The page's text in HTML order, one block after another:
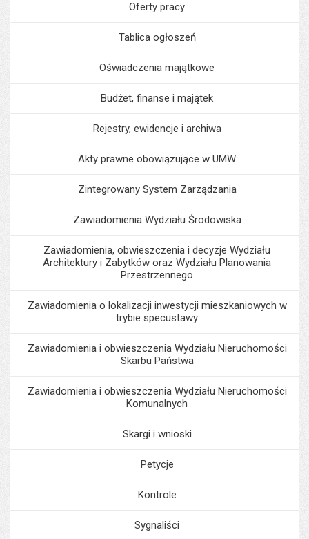
Oferty pracy
Tablica ogłoszeń
Oświadczenia majątkowe
Budżet, finanse i majątek
Rejestry, ewidencje i archiwa
Akty prawne obowiązujące w UMW
Zintegrowany System Zarządzania
Zawiadomienia Wydziału Środowiska
Zawiadomienia, obwieszczenia i decyzje Wydziału
Architektury i Zabytków oraz Wydziału Planowania
Przestrzennego
Zawiadomienia o lokalizacji inwestycji mieszkaniowych w
trybie specustawy
Zawiadomienia i obwieszczenia Wydziału Nieruchomości
Skarbu Państwa
Zawiadomienia i obwieszczenia Wydziału Nieruchomości
Komunalnych
Skargi i wnioski
Petycje
Kontrole
Sygnaliści